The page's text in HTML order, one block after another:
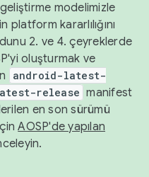
modelimizle
kararlılığını
2. ve 4. çeyreklerde
oluşturmak ve
android-latest-
release manifest
en son sürümü
AOSP'de yapılan